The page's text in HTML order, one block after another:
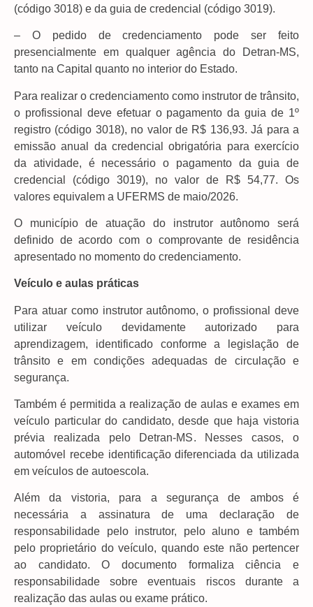
(código 3018) e da guia de credencial (código 3019).
– O pedido de credenciamento pode ser feito
presencialmente em qualquer agência do Detran-MS,
tanto na Capital quanto no interior do Estado.
Para realizar o credenciamento como instrutor de trânsito,
o profissional deve efetuar o pagamento da guia de 1º
registro (código 3018), no valor de R$ 136,93. Já para a
emissão anual da credencial obrigatória para exercício
da atividade, é necessário o pagamento da guia de
credencial (código 3019), no valor de R$ 54,77. Os
valores equivalem a UFERMS de maio/2026.
O município de atuação do instrutor autônomo será
definido de acordo com o comprovante de residência
apresentado no momento do credenciamento.
Veículo e aulas práticas
Para atuar como instrutor autônomo, o profissional deve
utilizar veículo devidamente autorizado para
aprendizagem, identificado conforme a legislação de
trânsito e em condições adequadas de circulação e
segurança.
Também é permitida a realização de aulas e exames em
veículo particular do candidato, desde que haja vistoria
prévia realizada pelo Detran-MS. Nesses casos, o
automóvel recebe identificação diferenciada da utilizada
em veículos de autoescola.
Além da vistoria, para a segurança de ambos é
necessária a assinatura de uma declaração de
responsabilidade pelo instrutor, pelo aluno e também
pelo proprietário do veículo, quando este não pertencer
ao candidato. O documento formaliza ciência e
responsabilidade sobre eventuais riscos durante a
realização das aulas ou exame prático.